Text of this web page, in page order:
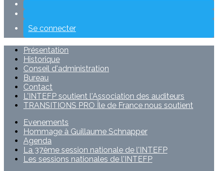
Se connecter
Présentation
Historique
Conseil d'administration
Bureau
Contact
L'INTEFP soutient l'Association des auditeurs
TRANSITIONS PRO Île de France nous soutient
Evenements
Hommage à Guillaume Schnapper
Agenda
La 37ème session nationale de l'INTEFP
Les sessions nationales de l'INTEFP